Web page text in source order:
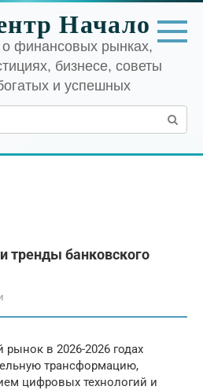
Начало
финансовых рынках,
бизнесе, советы
и успешных
тренды банковского
в 2026-2026 годах
трансформацию,
цифровых технологий и